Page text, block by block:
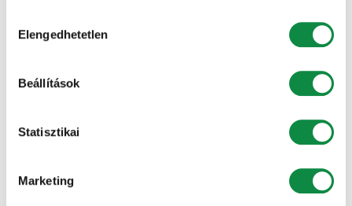
kiválasztása
Elengedhetetlen
Beállítások
Statisztikai
Marketing
Név*